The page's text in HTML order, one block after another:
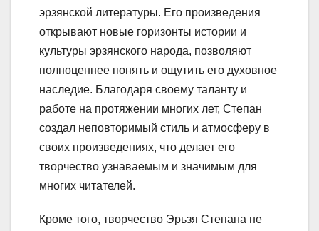
эрзянской литературы. Его произведения
открывают новые горизонты истории и
культуры эрзянского народа, позволяют
полноценнее понять и ощутить его духовное
наследие. Благодаря своему таланту и
работе на протяжении многих лет, Степан
создал неповторимый стиль и атмосферу в
своих произведениях, что делает его
творчество узнаваемым и значимым для
многих читателей.
Кроме того, творчество Эрьзя Степана не